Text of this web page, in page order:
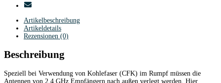
Artikelbeschreibung
Artikeldetails
Rezensionen (0)
Beschreibung
Speziell bei Verwendung von Kohlefaser (CFK) im Rumpf müssen die
Antennen von 2.4 GHz Empfängern nach außen verlegt werden. Hier